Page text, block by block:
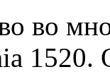
во
1520.